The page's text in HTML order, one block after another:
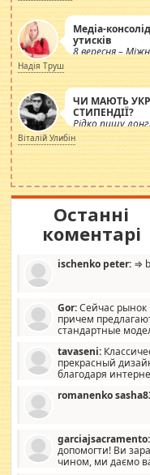
Медіа-
утисків
8 вересня –
журналістів.
Надія Труш
ЧИ МАЮТЬ
СТИПЕНДІЇ?
Рідко пишу
просто
навколо
роздувається
Віталій Улибін
Останні
коментарі
ischenko peter: ⇒
Gor:Сейчас
причем
стандартные
стандартные формы, в
со вкусом все в
мебель, а это не
tavaseni:
прекрасный
благодаря
romanenko
garciajsacramento:
допомогти! Ви
чином, ми даємо